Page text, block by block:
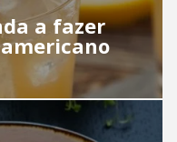
a fazer